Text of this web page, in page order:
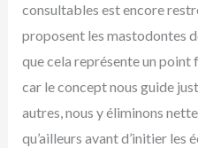
consultables est encore
proposent les mastodontes
que cela représente un point
car le concept nous guide
autres, nous y éliminons
qu’ailleurs avant d’initier les